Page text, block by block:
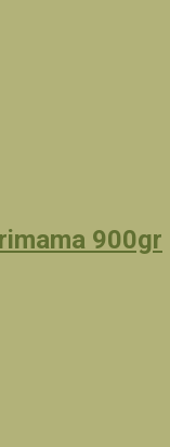
900gr